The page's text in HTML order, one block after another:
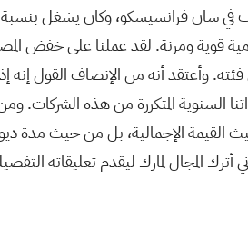
قوية ومرنة. لقد عملنا على خفض
المجال لمارك ليقدم تعليقاته